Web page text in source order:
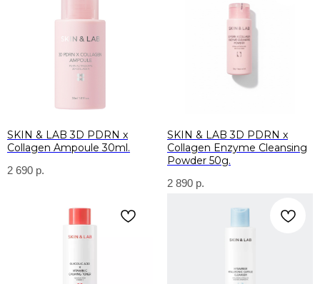
SKIN & LAB 3D PDRN x
Collagen Ampoule 30ml.
2 690 р.
SKIN & LAB 3D PDRN x
Collagen Enzyme Cleansing
Powder 50g.
2 890 р.